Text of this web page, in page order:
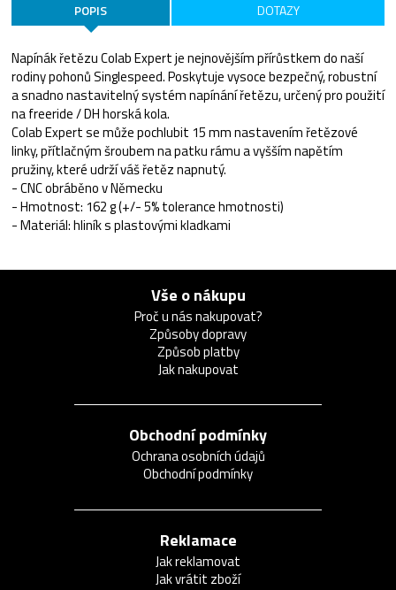
POPIS DOTAZY
Napínák řetězu Colab Expert je nejnovějším přírůstkem do naší
rodiny pohonů Singlespeed. Poskytuje vysoce bezpečný, robustní
a snadno nastavitelný systém napínání řetězu, určený pro použití
na freeride / DH horská kola.
Colab Expert se může pochlubit 15 mm nastavením řetězové
linky, přítlačným šroubem na patku rámu a vyšším napětím
pružiny, které udrží váš řetěz napnutý.
- CNC obráběno v Německu
- Hmotnost: 162 g (+/- 5% tolerance hmotnosti)
- Materiál: hliník s plastovými kladkami
Vše o nákupu
Proč u nás nakupovat?
Způsoby dopravy
Způsob platby
Jak nakupovat
Obchodní podmínky
Ochrana osobních údajů
Obchodní podmínky
Reklamace
Jak reklamovat
Jak vrátit zboží